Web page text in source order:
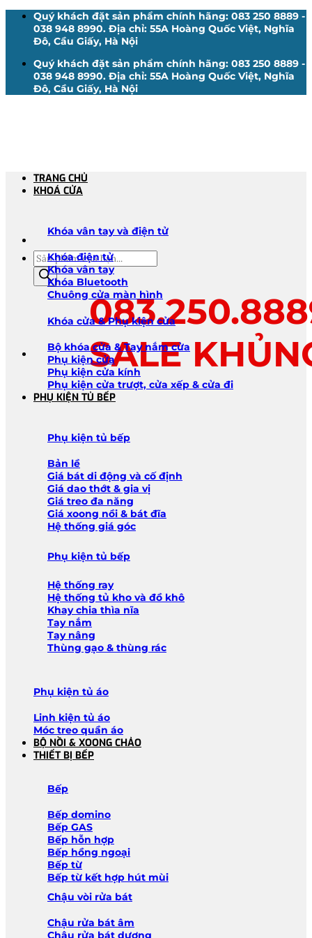
Quý khách đặt sản phẩm chính hãng: 083 250 8889 -
038 948 8990. Địa chỉ: 55A Hoàng Quốc Việt, Nghĩa
Đô, Cầu Giấy, Hà Nội
Quý khách đặt sản phẩm chính hãng: 083 250 8889 -
038 948 8990. Địa chỉ: 55A Hoàng Quốc Việt, Nghĩa
Đô, Cầu Giấy, Hà Nội
Tìm
kiếm
sản
phẩm
SALE
TRANG CHỦ
KHOÁ CỬA
Khóa vân tay và điện tử
Khóa điện tử
Khóa vân tay
Khóa Bluetooth
Chuông cửa màn hình
Khóa cửa & Phụ kiện cửa
Bộ khóa cửa & Tay nắm cửa
Phụ kiện cửa
Phụ kiện cửa kính
Phụ kiện cửa trượt, cửa xếp & cửa đi
PHỤ KIỆN TỦ BẾP
Phụ kiện tủ bếp
Bản lề
Giá bát di động và cố định
Giá dao thớt & gia vị
Giá treo đa năng
Giá xoong nồi & bát đĩa
Hệ thống giá góc
Phụ kiện tủ bếp
Hệ thống ray
Hệ thống tủ kho và đồ khô
Khay chia thìa nĩa
Tay nắm
Tay nâng
Thùng gạo & thùng rác
Phụ kiện tủ áo
Linh kiện tủ áo
Móc treo quần áo
BỘ NỒI & XOONG CHẢO
THIẾT BỊ BẾP
Bếp
Bếp domino
Bếp GAS
Bếp hỗn hợp
Bếp hồng ngoại
Bếp từ
Bếp từ kết hợp hút mùi
Chậu vòi rửa bát
Chậu rửa bát âm
Chậu rửa bát dương